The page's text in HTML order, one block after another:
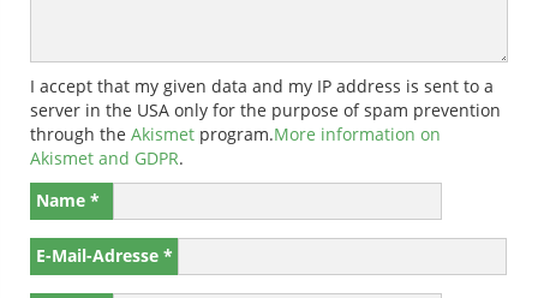
I accept that my given data and my IP address is sent to a
server in the USA only for the purpose of spam prevention
through the Akismet program.More information on
Akismet and GDPR.
Name *
E-Mail-Adresse *